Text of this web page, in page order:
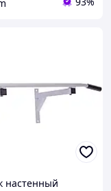
настенный